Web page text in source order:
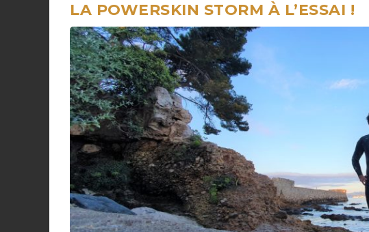
LA POWERSKIN STORM À L’ESSAI !